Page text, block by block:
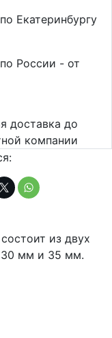
Екатеринбургу
России - от
доставка до
компании
состоит из двух
30 мм и 35 мм.